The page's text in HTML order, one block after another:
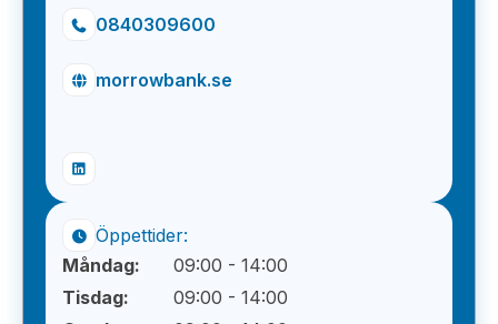
0840309600
morrowbank.se
Öppettider:
Måndag:
09:00 - 14:00
Tisdag:
09:00 - 14:00